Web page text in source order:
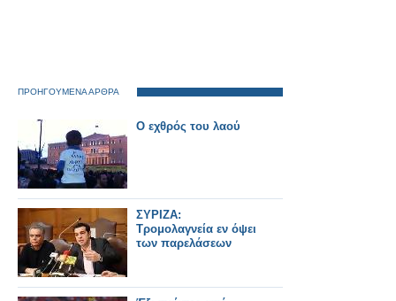
ΠΡΟΗΓΟΥΜΕΝΑ ΑΡΘΡΑ
Ο εχθρός του λαού
ΣΥΡΙΖΑ:
Τρομολαγνεία εν όψει
των παρελάσεων